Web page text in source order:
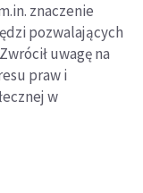
znaczenie
pozwalających
uwagę na
praw i
w